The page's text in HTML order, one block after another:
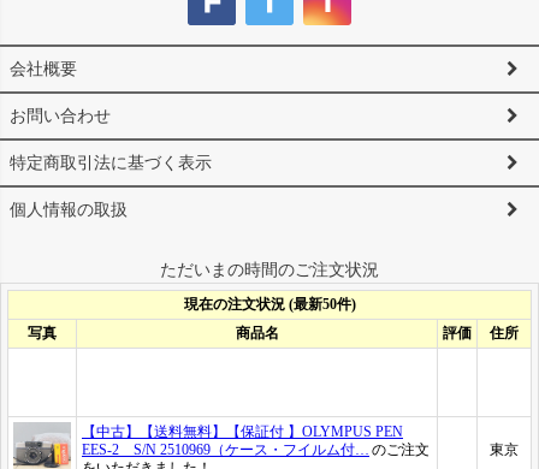
会社概要
お問い合わせ
特定商取引法に基づく表示
個人情報の取扱
ただいまの時間のご注文状況